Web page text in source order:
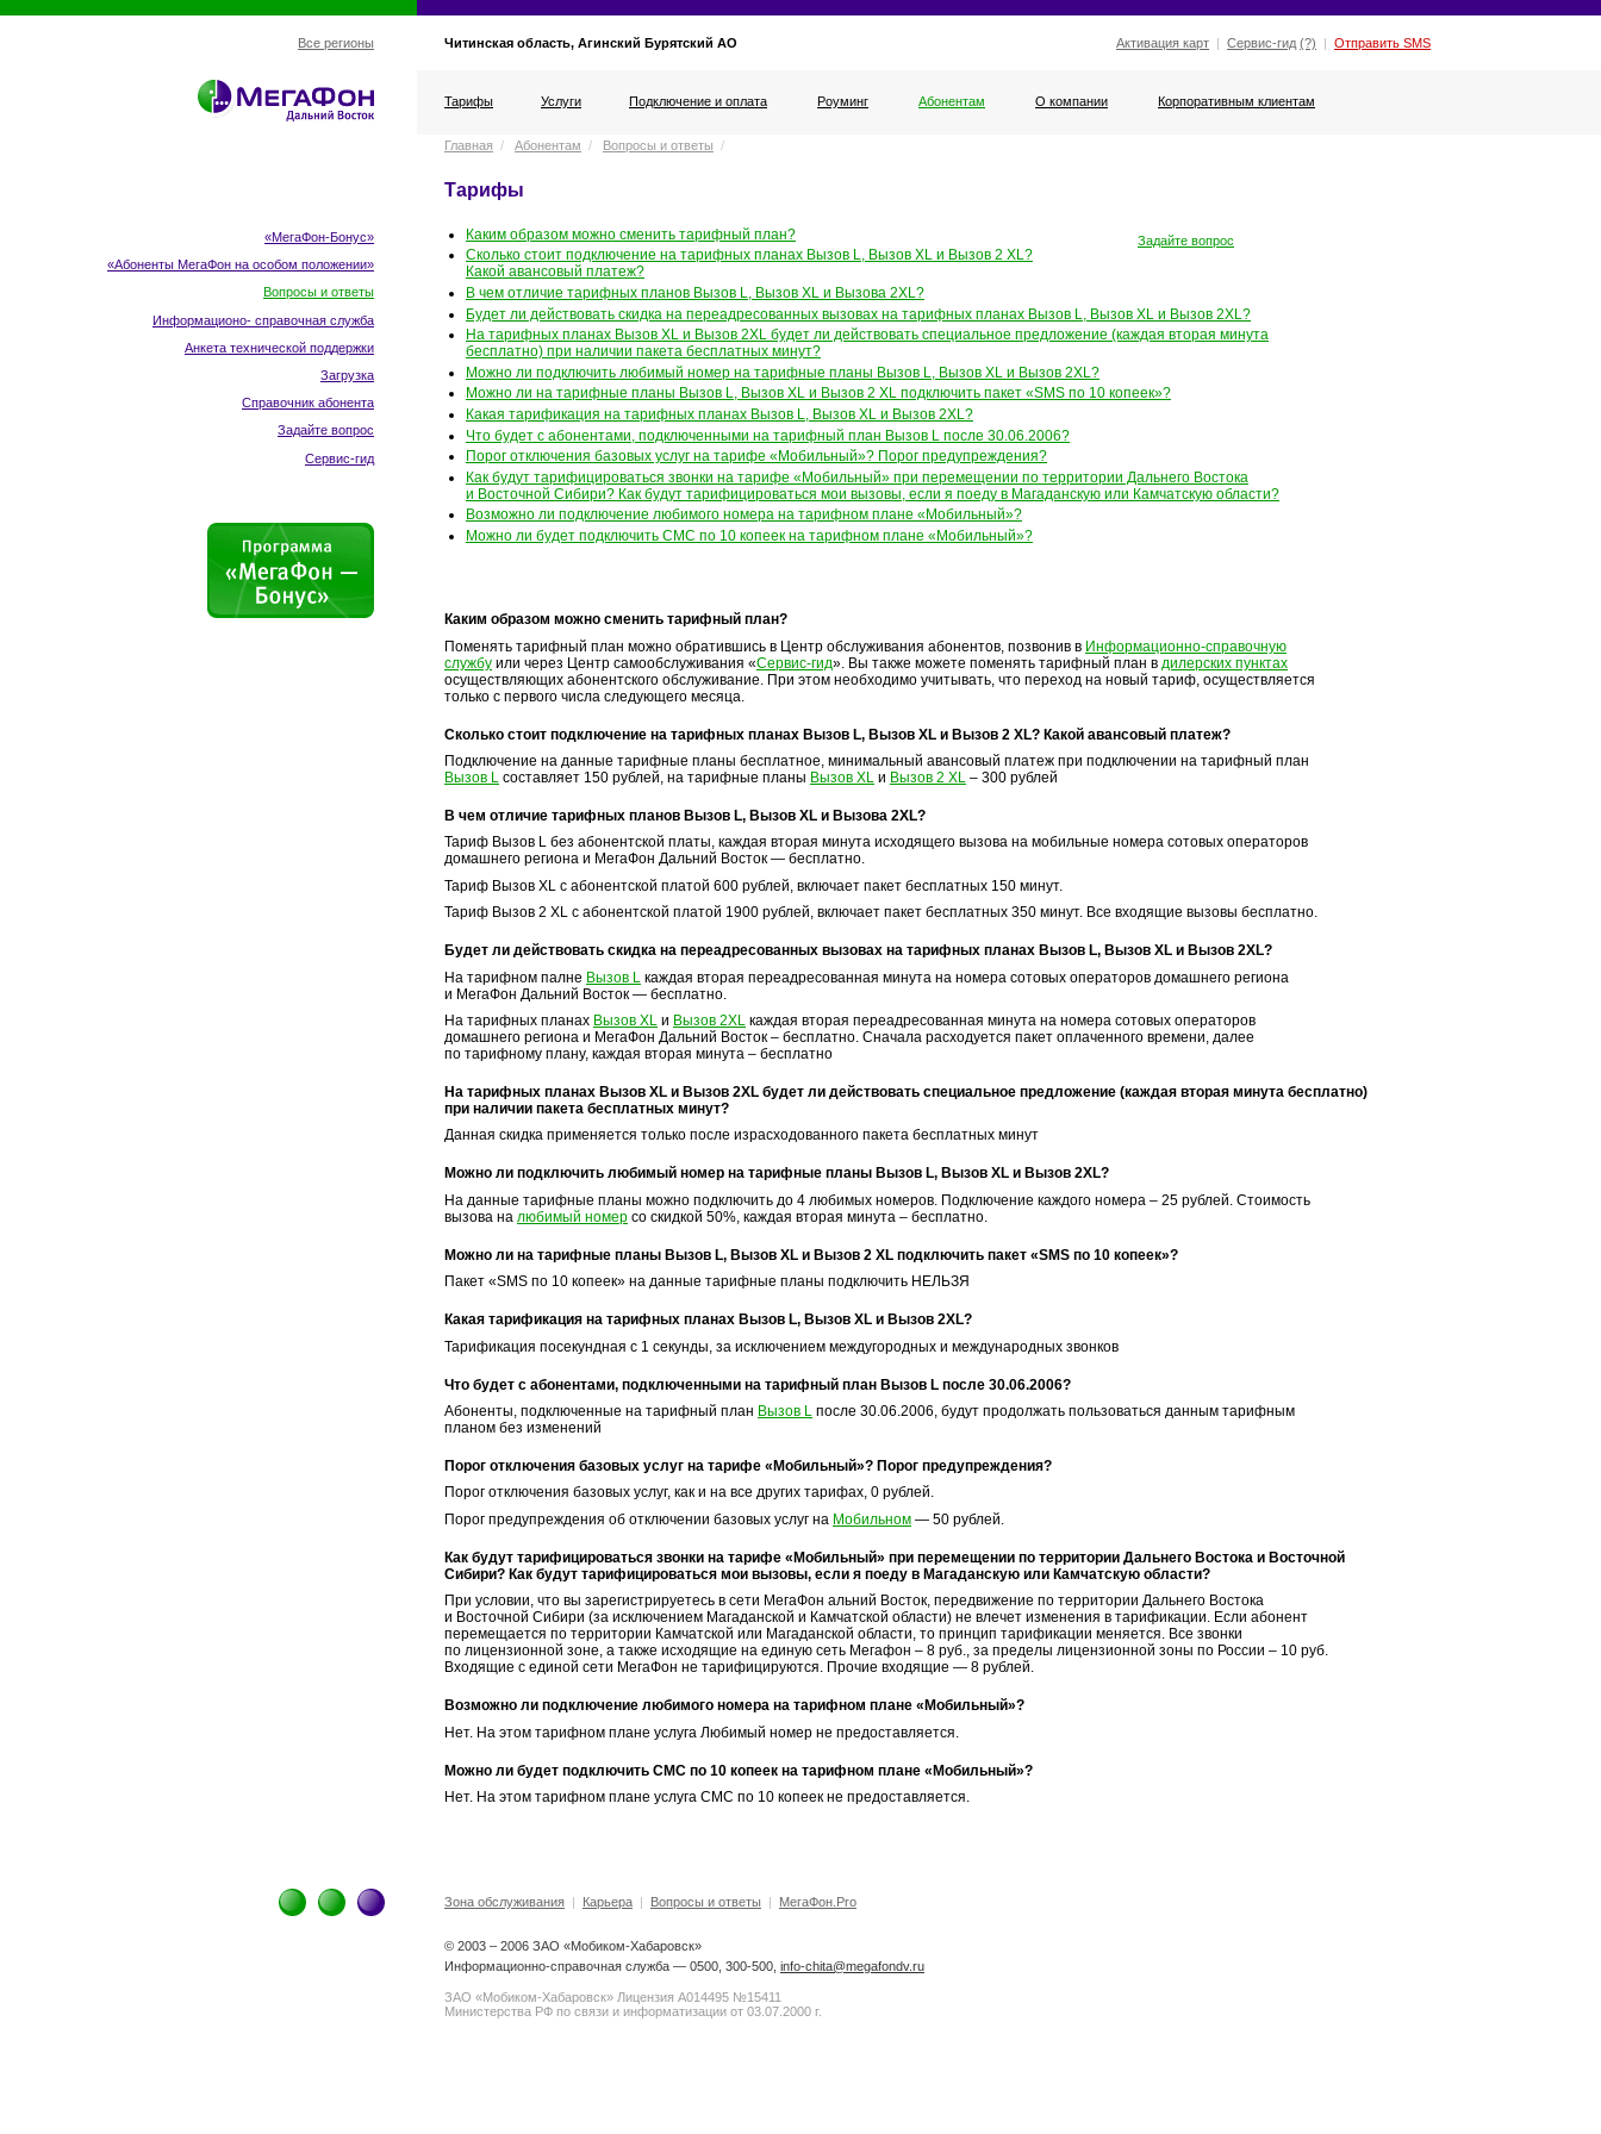
Все регионы Читинская область, Агинский Бурятский АО Активация карт |Сервис-гид (?) |Отправить SMS
Тарифы Услуги Подключение и оплата Роуминг Абонентам О компании Корпоративным клиентам
«МегаФон-Бонус»
«Абоненты МегаФон на особом положении»
Вопросы и ответы
Информационо- справочная служба
Анкета технической поддержки
Загрузка
Справочник абонента
Задайте вопрос
Сервис-гид
Главная / Абонентам / Вопросы и ответы /
Тарифы
Задайте вопрос
Каким образом можно сменить тарифный план?
Сколько стоит подключение на тарифных планах Вызов L, Вызов XL и Вызов 2 XL?
Какой авансовый платеж?
В чем отличие тарифных планов Вызов L, Вызов XL и Вызова 2XL?
Будет ли действовать скидка на переадресованных вызовах на тарифных планах Вызов L, Вызов XL и Вызов 2XL?
На тарифных планах Вызов XL и Вызов 2XL будет ли действовать специальное предложение (каждая вторая минута
бесплатно) при наличии пакета бесплатных минут?
Можно ли подключить любимый номер на тарифные планы Вызов L, Вызов XL и Вызов 2XL?
Можно ли на тарифные планы Вызов L, Вызов XL и Вызов 2 XL подключить пакет «SMS по 10 копеек»?
Какая тарификация на тарифных планах Вызов L, Вызов XL и Вызов 2XL?
Что будет с абонентами, подключенными на тарифный план Вызов L после 30.06.2006?
Порог отключения базовых услуг на тарифе «Мобильный»? Порог предупреждения?
Как будут тарифицироваться звонки на тарифе «Мобильный» при перемещении по территории Дальнего Востока
и Восточной Сибири? Как будут тарифицироваться мои вызовы, если я поеду в Магаданскую или Камчатскую области?
Возможно ли подключение любимого номера на тарифном плане «Мобильный»?
Можно ли будет подключить СМС по 10 копеек на тарифном плане «Мобильный»?
Каким образом можно сменить тарифный план?
Поменять тарифный план можно обратившись в Центр обслуживания абонентов, позвонив в Информационно-справочную
службу или через Центр самообслуживания «Сервис-гид». Вы также можете поменять тарифный план в дилерских пунктах
осуществляющих абонентского обслуживание. При этом необходимо учитывать, что переход на новый тариф, осуществляется
только с первого числа следующего месяца.
Сколько стоит подключение на тарифных планах Вызов L, Вызов XL и Вызов 2 XL? Какой авансовый платеж?
Подключение на данные тарифные планы бесплатное, минимальный авансовый платеж при подключении на тарифный план
Вызов L составляет 150 рублей, на тарифные планы Вызов XL и Вызов 2 XL – 300 рублей
В чем отличие тарифных планов Вызов L, Вызов XL и Вызова 2XL?
Тариф Вызов L без абонентской платы, каждая вторая минута исходящего вызова на мобильные номера сотовых операторов
домашнего региона и МегаФон Дальний Восток — бесплатно.
Тариф Вызов XL с абонентской платой 600 рублей, включает пакет бесплатных 150 минут.
Тариф Вызов 2 XL с абонентской платой 1900 рублей, включает пакет бесплатных 350 минут. Все входящие вызовы бесплатно.
Будет ли действовать скидка на переадресованных вызовах на тарифных планах Вызов L, Вызов XL и Вызов 2XL?
На тарифном палне Вызов L каждая вторая переадресованная минута на номера сотовых операторов домашнего региона
и МегаФон Дальний Восток — бесплатно.
На тарифных планах Вызов XL и Вызов 2XL каждая вторая переадресованная минута на номера сотовых операторов
домашнего региона и МегаФон Дальний Восток – бесплатно. Сначала расходуется пакет оплаченного времени, далее
по тарифному плану, каждая вторая минута – бесплатно
На тарифных планах Вызов XL и Вызов 2XL будет ли действовать специальное предложение (каждая вторая минута бесплатно)
при наличии пакета бесплатных минут?
Данная скидка применяется только после израсходованного пакета бесплатных минут
Можно ли подключить любимый номер на тарифные планы Вызов L, Вызов XL и Вызов 2XL?
На данные тарифные планы можно подключить до 4 любимых номеров. Подключение каждого номера – 25 рублей. Стоимость
вызова на любимый номер со скидкой 50%, каждая вторая минута – бесплатно.
Можно ли на тарифные планы Вызов L, Вызов XL и Вызов 2 XL подключить пакет «SMS по 10 копеек»?
Пакет «SMS по 10 копеек» на данные тарифные планы подключить НЕЛЬЗЯ
Какая тарификация на тарифных планах Вызов L, Вызов XL и Вызов 2XL?
Тарификация посекундная с 1 секунды, за исключением междугородных и международных звонков
Что будет с абонентами, подключенными на тарифный план Вызов L после 30.06.2006?
Абоненты, подключенные на тарифный план Вызов L после 30.06.2006, будут продолжать пользоваться данным тарифным
планом без изменений
Порог отключения базовых услуг на тарифе «Мобильный»? Порог предупреждения?
Порог отключения базовых услуг, как и на все других тарифах, 0 рублей.
Порог предупреждения об отключении базовых услуг на Мобильном — 50 рублей.
Как будут тарифицироваться звонки на тарифе «Мобильный» при перемещении по территории Дальнего Востока и Восточной
Сибири? Как будут тарифицироваться мои вызовы, если я поеду в Магаданскую или Камчатскую области?
При условии, что вы зарегистрируетесь в сети МегаФон альний Восток, передвижение по территории Дальнего Востока
и Восточной Сибири (за исключением Магаданской и Камчатской области) не влечет изменения в тарификации. Если абонент
перемещается по территории Камчатской или Магаданской области, то принцип тарификации меняется. Все звонки
по лицензионной зоне, а также исходящие на единую сеть Мегафон – 8 руб., за пределы лицензионной зоны по России – 10 руб.
Входящие с единой сети МегаФон не тарифицируются. Прочие входящие — 8 рублей.
Возможно ли подключение любимого номера на тарифном плане «Мобильный»?
Нет. На этом тарифном плане услуга Любимый номер не предоставляется.
Можно ли будет подключить СМС по 10 копеек на тарифном плане «Мобильный»?
Нет. На этом тарифном плане услуга СМС по 10 копеек не предоставляется.
Зона обслуживания| Карьера| Вопросы и ответы | МегаФон.Pro
© 2003 – 2006 ЗАО «Мобиком-Хабаровск»
Информационно-справочная служба — 0500, 300-500, info-chita@megafondv.ru
ЗАО «Мобиком-Хабаровск» Лицензия А014495 №15411
Министерства РФ по связи и информатизации от 03.07.2000 г.